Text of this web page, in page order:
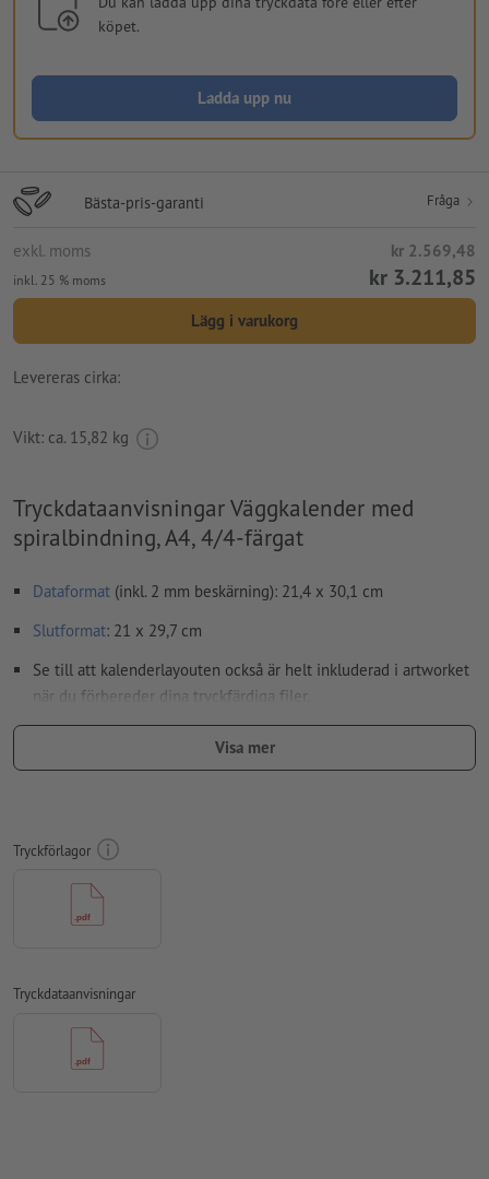
köpet.
Ladda upp nu
Bästa-pris-garanti Fråga
exkl. moms kr 2.569,48
inkl. 25 % moms kr 3.211,85
Lägg i varukorg
Levereras cirka:
Vikt: ca. 15,82 kg
Tryckdataanvisningar Väggkalender med
spiralbindning, A4, 4/4-färgat
Dataformat (inkl. 2 mm beskärning): 21,4 x 30,1 cm
Slutformat: 21 x 29,7 cm
Se till att kalenderlayouten också är helt inkluderad i artworket
när du förbereder dina tryckfärdiga filer.
Notera: Om du väljer Wire-O-bindningen i kombination med
inriktning.
Upplösning:
Lägg 2 mm runtom
teckensnittmåste våra fullständigt inbäddade eller
färgläge:
Visa mer
Tryckförlagor
Tryckdataanvisningar